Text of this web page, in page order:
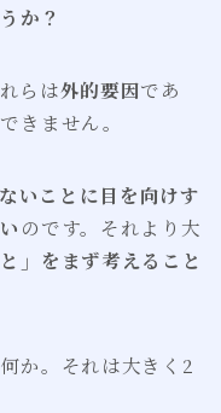
か？
らは外的要因であ
きません。
いことに目を向けす
のです。それより大
」をまず考えること
か。それは大きく2